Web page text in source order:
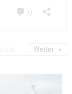
Weiter